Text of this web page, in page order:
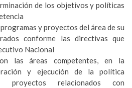
de los objetivos y políticas
y proyectos del área de su
conforme las directivas que
Nacional
las áreas competentes, en la
y ejecución de la política
relacionados con